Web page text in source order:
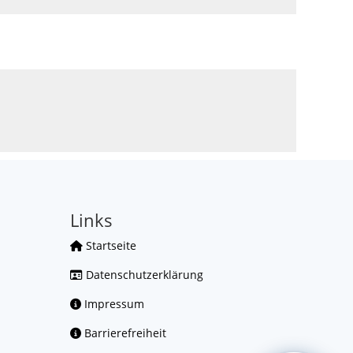
Links
Startseite
Datenschutzerklärung
Impressum
Barrierefreiheit